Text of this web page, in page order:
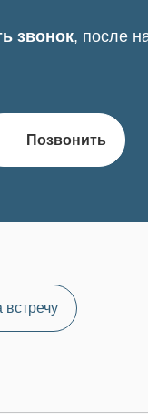
звонок, после
Позвонить
встречу